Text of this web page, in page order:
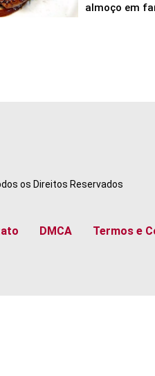
almoço em
os Direitos Reservados
DMCA Termos e